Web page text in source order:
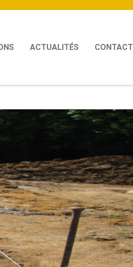
ACTUALITÉS CONTACT